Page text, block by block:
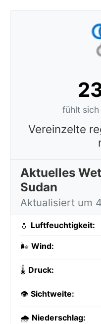
fühlt sich
Vereinzelte
Aktuelles
Sudan
Aktualisiert um
💧 Luftfeuchtigkeit:
🌬️ Wind:
🌡️ Druck:
👁️ Sichtweite:
🌧️ Niederschlag: